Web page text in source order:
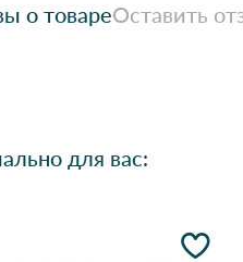
о товареОставить
для вас: